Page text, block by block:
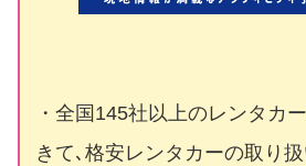
・全国145社以上のレンタカ
きて､格安レンタカーの取り扱